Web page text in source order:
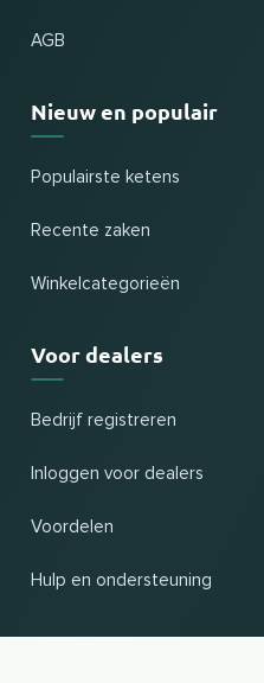
AGB
Nieuw en populair
Populairste ketens
Recente zaken
Winkelcategorieën
Voor dealers
Bedrijf registreren
Inloggen voor dealers
Voordelen
Hulp en ondersteuning